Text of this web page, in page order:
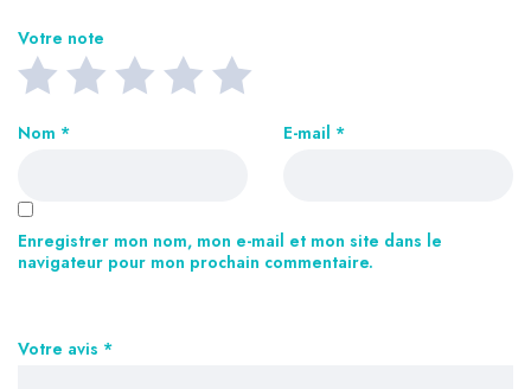
Votre note
Votre avis *
Nom * E-mail *
Enregistrer mon nom, mon e-mail et mon site dans le
navigateur pour mon prochain commentaire.